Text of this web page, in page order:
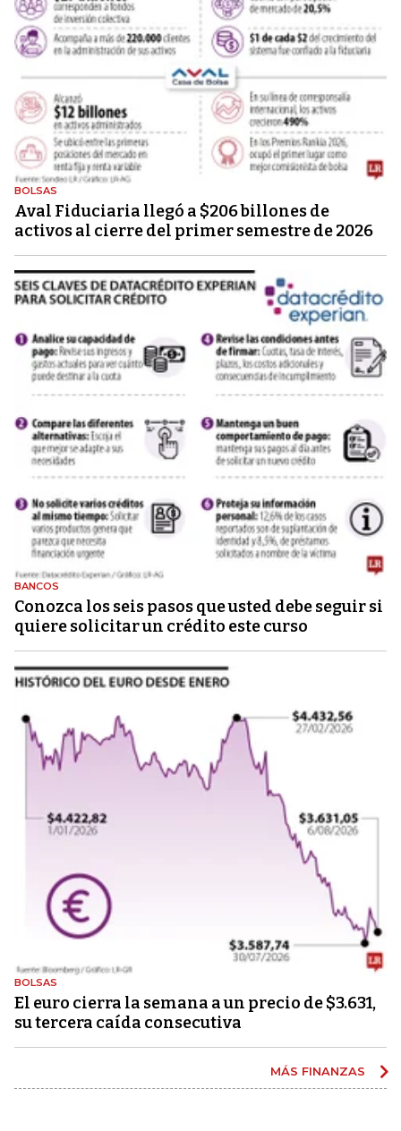
BOLSAS
Aval Fiduciaria llegó a $206 billones de
activos al cierre del primer semestre de 2026
BANCOS
Conozca los seis pasos que usted debe seguir si
quiere solicitar un crédito este curso
BOLSAS
El euro cierra la semana a un precio de $3.631,
su tercera caída consecutiva
MÁS FINANZAS